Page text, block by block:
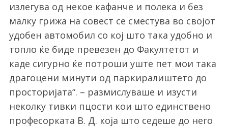
излегува од некое кафанче и полека и без
малку грижа на совест се сместува во својот
удобен автомобил со кој што така удобно и
топло ќе биде превезен до Факултетот и
каде сигурно ќе потроши уште пет мои така
драгоцени минути од паркиралиштето до
просторијата“. – размислуваше и изусти
неколку тивки пцости кои што единствено
професорката В. Д. која што седеше до него
a
r
c
h
o
r
: